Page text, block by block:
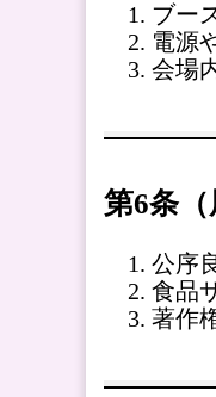
ブー
電源
会場
第6条（
公序
食品
著作